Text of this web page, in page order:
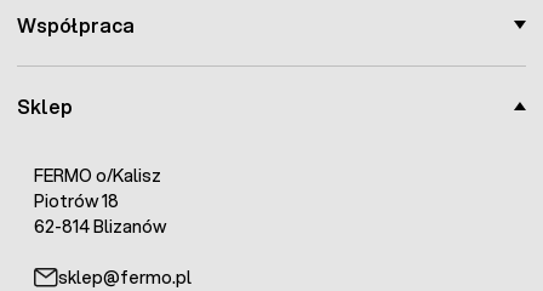
Sklep
FERMO o/Kalisz
Piotrów 18
62-814 Blizanów
sklep@fermo.pl
Współpraca